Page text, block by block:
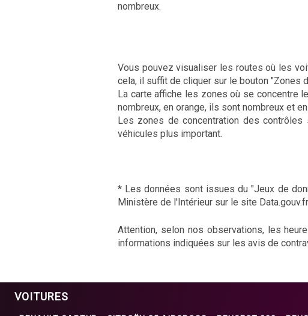
nombreux.
Vous pouvez visualiser les routes où les
cela, il suffit de cliquer sur le bouton "Zones
La carte affiche les zones où se concentre
nombreux, en orange, ils sont nombreux et
Les zones de concentration des
véhicules plus important.
* Les données sont issues du "Jeux de
Ministère de l'Intérieur sur le site Data.gouv.fr
Attention, selon nos observations, les
informations indiquées sur les avis de
VOITURES